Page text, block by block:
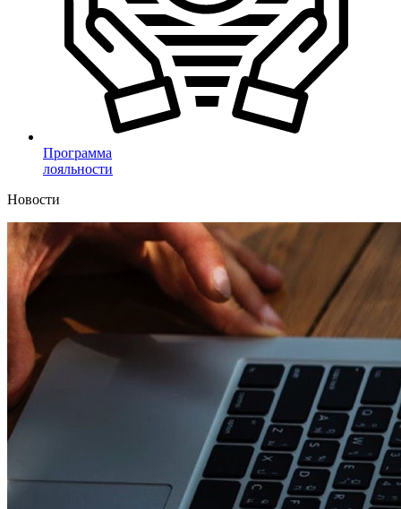
Программа
лояльности
Новости